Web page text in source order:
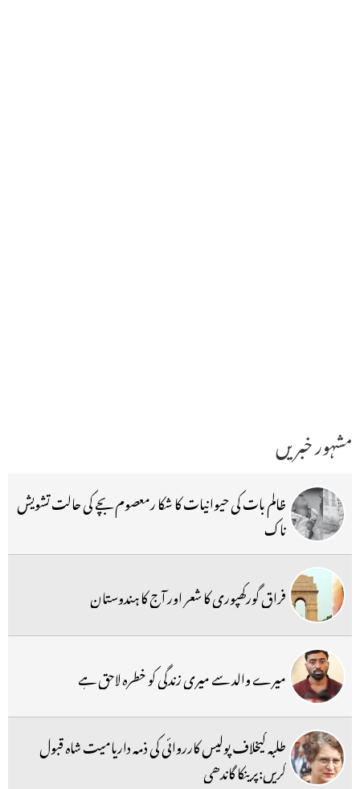
مشہور خبریں
ظالم بات کی حیوانیات کا شکا رمعصوم بچے کی حالت تشویش
ناک
فراق گورکھپوری کا شعر اور آج کا ہندوستان
میرے والد سے میری زندگی کو خطرہ لاحق ہے
طلبہ کیخلاف پولیس کارروائی کی ذمہ داریامیت شاہ قبول
کریں:پرینکا گاندھی